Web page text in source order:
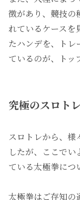
徴があり、競技の
れているケースを
たハンデを、トレ
ているのが、トッ
究極のスロト
スロトレから、様
したが、ここでい
ている太極拳につ
太極拳はご存知の